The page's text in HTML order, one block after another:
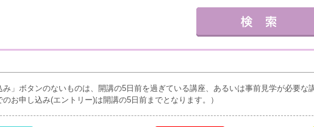
み」ボタンのないものは、開講の5日前を過ぎている講座、あるいは事前見学が必要
のお申し込み(エントリー)は開講の5日前までとなります。）